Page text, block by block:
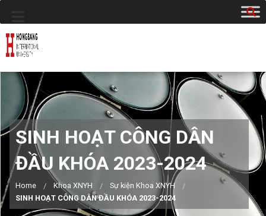
SINH HOẠT CÔNG DÂN
ĐẦU KHÓA 2023-2024
Home Khoa XNYH
Sự kiện Khoa XNYH
SINH HOẠT CÔNG DÂN ĐẦU KHÓA 2023-2024